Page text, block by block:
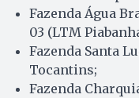
Fazenda Água
03 (LTM
Fazenda Santa
Tocantins;
Fazenda